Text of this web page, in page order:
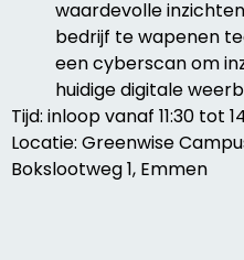
waardevolle
bedrijf te wapenen
een cyberscan om
huidige digitale
Tijd: inloop vanaf 11:30 tot
Locatie: Greenwise
Bokslootweg 1, Emmen